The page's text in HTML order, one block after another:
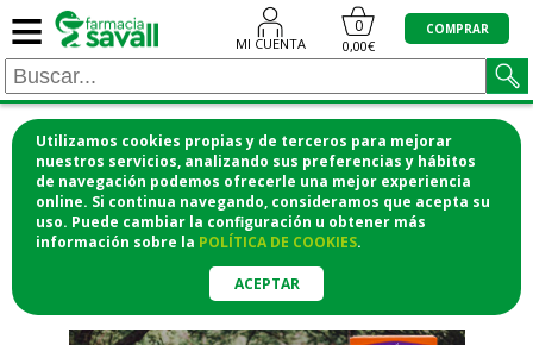
Utilizamos cookies propias y de terceros para mejorar
nuestros servicios, analizando sus preferencias y hábitos
de navegación podemos ofrecerle una mejor experiencia
online. Si continua navegando, consideramos que acepta su
uso. Puede cambiar la configuración u obtener más
información sobre la POLÍTICA DE COOKIES.
ACEPTAR
≡ MI CUENTA
0
0,00€
COMPRAR
¡COMPRA CÓMODAMENTE
DESDE CASA Y RECOGE EN LA
FARMACIA!o si lo prefieres te lo mandamos
a casa